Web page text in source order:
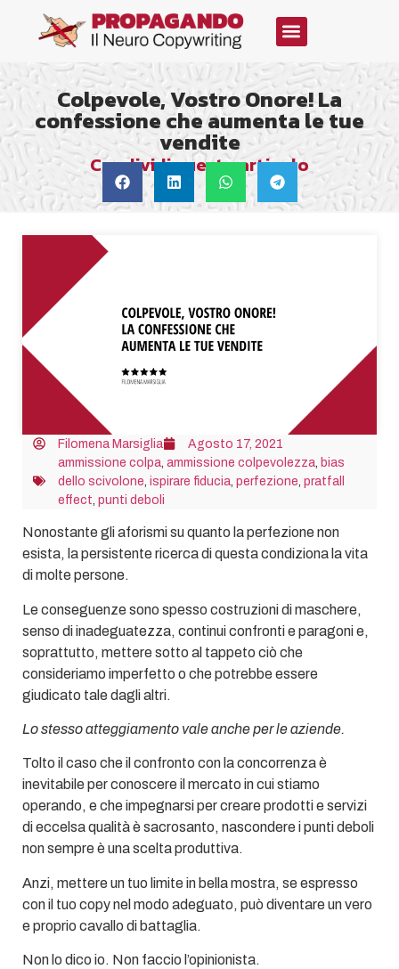
Colpevole, Vostro Onore! La
confessione che aumenta le tue
vendite
Condividi questo articolo
Filomena Marsiglia
Agosto 17, 2021
ammissione colpa ammissione colpevolezza bias
dello scivolone ispirare fiducia perfezione pratfall
effect punti deboli
Nonostante gli aforismi su quanto la perfezione non
esista, la persistente ricerca di questa condiziona la vita
di molte persone.
Le conseguenze sono spesso costruzioni di maschere,
senso di inadeguatezza, continui confronti e paragoni e,
soprattutto, mettere sotto al tappeto ciò che
consideriamo imperfetto o che potrebbe essere
giudicato tale dagli altri.
Lo stesso atteggiamento vale anche per le aziende.
Tolto il caso che il confronto con la concorrenza è
inevitabile per conoscere il mercato in cui stiamo
operando, e che impegnarsi per creare prodotti e servizi
di eccelsa qualità è sacrosanto, nascondere i punti deboli
non sempre è una scelta produttiva.
Anzi, mettere un tuo limite in bella mostra, se espresso
con il tuo copy nel modo adeguato, può diventare un vero
e proprio cavallo di battaglia.
Non lo dico io. Non faccio l’opinionista.